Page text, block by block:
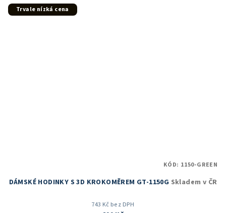
Trvale nízká cena
DÁMSKÉ HODINKY S 3D KROKOMĚREM GT-1150G Skladem v ČR
743 Kč bez DPH
KÓD: 1150-GREEN